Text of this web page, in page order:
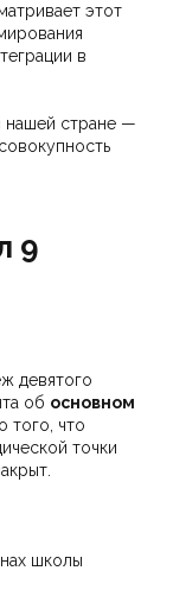
этот
в
нашей стране —
9
девятого
об основном
того, что
точки
школы